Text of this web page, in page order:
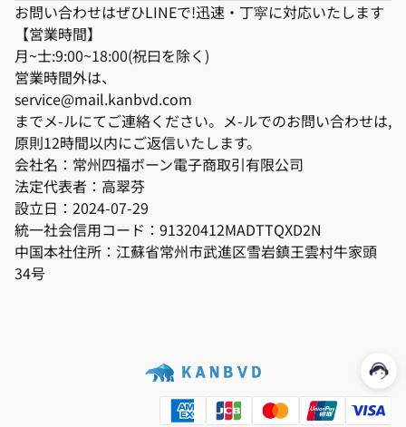
お問い合わせはぜひLINEで!迅速・丁寜に対応いたします
【営業時間】
月~士:9:00~18:00(祝曰を除く)
営業時間外は、
service@mail.kanbvd.com
までメ-ルにてご連絡ください。メ-ルでのお問い合わせは,
原則12時間以内にご返信いたします。
会社名：常州四福ボーン電子商取引有限公司
法定代表者：高翠芬
設立日：2024-07-29
統一社会信用コード：91320412MADTTQXD2N
中国本社住所：江蘇省常州市武進区雪岩鎮王雲村牛家頭
34号